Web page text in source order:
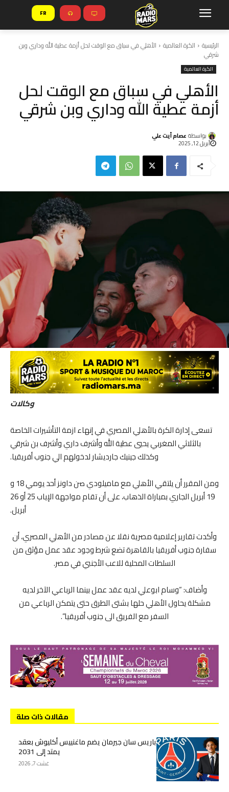
FR
الرئيسية الكرة العالمية الأهلي في سباق مع الوقت لحل أزمة عطية الله وداري وبن
شرقي
الكرة العالمية
الأهلي في سباق مع الوقت لحل
أزمة عطية الله وداري وبن شرقي
بواسطة عصام أيت علي
أبريل 12, 2025
وكالات
تسعى إدارة الكرة بالأهلي المصري في إنهاء ازمة التأشيرات الخاصة
بالثلاثي المغربي يحيي عطية الله وأشرف داري وأشرف بن شرقي
وكذلك جينيك جارديشار لدخولهم الي جنوب أفريقيا.
ومن المقرر أن يلتقي الأهلي مع ماميلودي صن داونز أحد يومي 18 و
19 أبريل الجاري بمباراة الذهاب، على أن تقام مواجهة الإياب 25 أو 26
أبريل.
وأكدت تقارير إعلامية مصرية نقلا عن مصادر من الأهلي المصري، أن
سفارة جنوب أفريقيا بالقاهرة تضع شرط وجود عقد عمل مؤثق من
السلطات المحلية للاعب الأجنبي في مصر.
وأضاف: “وسام ابوعلي لديه عقد عمل بينما الرباعي الآخر لديه
مشكلة يحاول الأهلي حلها بشتى الطرق حتى يتمكن الرباعي من
السفر مع الفريق الى جنوب أفريقيا”.
مقالات ذات صلة
باريس سان جيرمان يضم ماغنييس أكليوش بعقد
يمتد إلى 2031
غشت 7, 2026